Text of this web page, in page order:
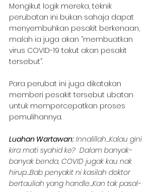
Mengikut logik mereka, teknik
perubatan ini bukan sahaja dapat
menyembuhkan pesakit berkenaan,
malah ia juga akan “membuatkan
virus COVID-19 takut akan pesakit
tersebut”.
Para perubat ini juga dikatakan
memberi pesakit tersebut ubatan
untuk mempercepatkan proses
pemulihannya.
Luahan Wartawan: Innalillah…Kalau gini
kira mati syahid ke?  Dalam banyak-
banyak benda, COVID jugak kau nak
hirup…Bab penyakit ni kasilah doktor
bertauliah yang handle…Kan tak pasal-